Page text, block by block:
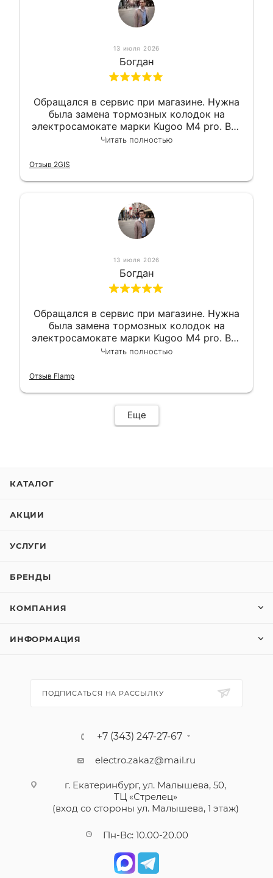
13 июля 2026
Богдан
Обращался в сервис при магазине. Нужна
была замена тормозных колодок на
электросамокате марки Kugoo M4 pro. Всё
сделали в лучшем виде и в максимально
гарантии, поэтому и обратился в этот
Читать полностью
Отзыв 2GIS
13 июля 2026
Богдан
Обращался в сервис при магазине. Нужна
была замена тормозных колодок на
электросамокате марки Kugoo M4 pro. Всё
сделали в лучшем виде и в максимально
гарантии, поэтому и обратился в этот
Читать полностью
Отзыв Flamp
Еще
КАТАЛОГ
АКЦИИ
УСЛУГИ
БРЕНДЫ
КОМПАНИЯ
ИНФОРМАЦИЯ
ПОДПИСАТЬСЯ НА РАССЫЛКУ
+7 (343) 247-27-67
electro.zakaz@mail.ru
г. Екатеринбург, ул. Малышева, 50,
ТЦ «Стрелец»
(вход со стороны ул. Малышева, 1 этаж)
Пн-Вс: 10.00-20.00